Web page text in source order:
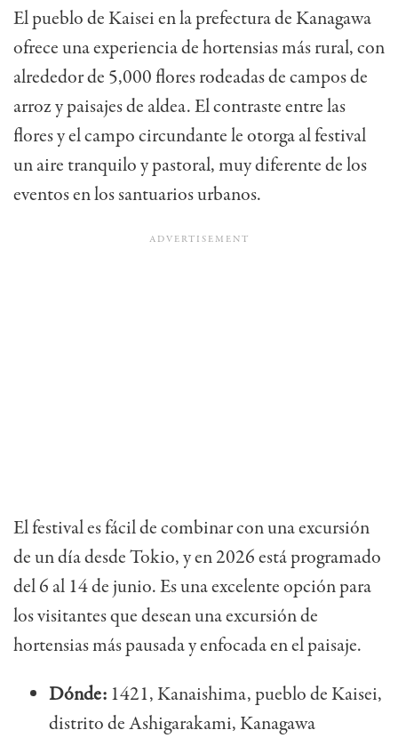
El pueblo de Kaisei en la prefectura de Kanagawa
ofrece una experiencia de hortensias más rural, con
alrededor de 5,000 flores rodeadas de campos de
arroz y paisajes de aldea. El contraste entre las
flores y el campo circundante le otorga al festival
un aire tranquilo y pastoral, muy diferente de los
eventos en los santuarios urbanos.
El festival es fácil de combinar con una excursión
de un día desde Tokio, y en 2026 está programado
del 6 al 14 de junio. Es una excelente opción para
los visitantes que desean una excursión de
hortensias más pausada y enfocada en el paisaje.
Dónde: 1421, Kanaishima, pueblo de Kaisei,
distrito de Ashigarakami, Kanagawa